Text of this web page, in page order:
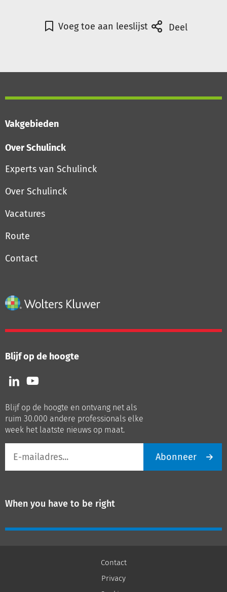
Voeg toe aan leeslijst Deel
Vakgebieden
Over Schulinck
Experts van Schulinck
Over Schulinck
Vacatures
Route
Contact
Blijf op de hoogte
Volg
ons
LinkedIn
Volg
ons
Youtube
Blijf op de hoogte en ontvang net als
ruim 30.000 andere professionals elke
week het laatste nieuws op maat.
mailadres
Abonneer
When you have to be right
Contact
Privacy